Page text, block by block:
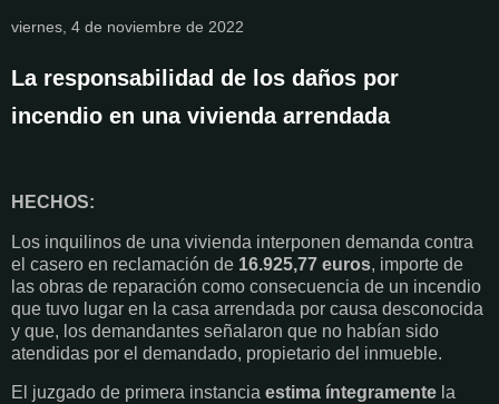
viernes, 4 de noviembre de 2022
La responsabilidad de los daños por
incendio en una vivienda arrendada
HECHOS:
Los inquilinos de una vivienda interponen demanda contra
el casero en reclamación de 16.925,77 euros, importe de
las obras de reparación como consecuencia de un incendio
que tuvo lugar en la casa arrendada por causa desconocida
y que, los demandantes señalaron que no habían sido
atendidas por el demandado, propietario del inmueble.
El juzgado de primera instancia estima íntegramente la